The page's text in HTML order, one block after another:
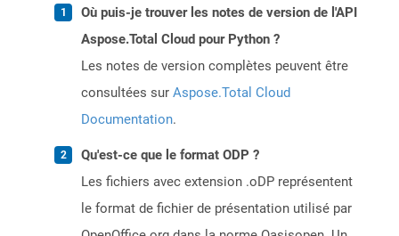
Où puis-je trouver les notes de version de l'API
Aspose.Total Cloud pour Python ?
Les notes de version complètes peuvent être
consultées sur Aspose.Total Cloud
Documentation.
Qu'est-ce que le format ODP ?
Les fichiers avec extension .oDP représentent
le format de fichier de présentation utilisé par